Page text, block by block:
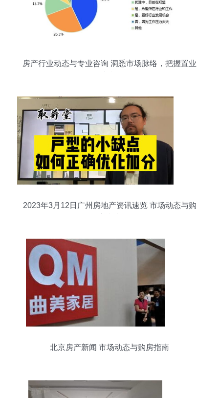
房产行业动态与专业咨询 洞悉市场脉络，把握置业
2023年3月12日广州房地产资讯速览 市场动态与购
北京房产新闻 市场动态与购房指南